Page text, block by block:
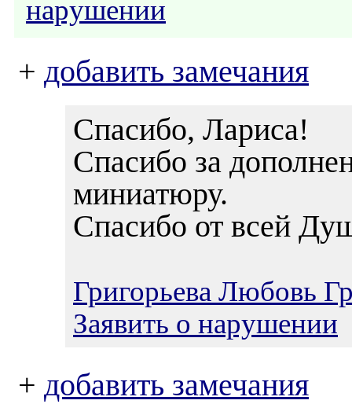
нарушении
+ добавить замечания
Спасибо, Лариса!
Спасибо за
миниатюру.
Спасибо от всей
Григорьева Любовь
Заявить о нарушении
+ добавить замечания